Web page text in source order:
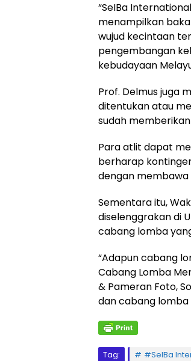
“SeIBa
menampilkan
wujud kecintaan
pengembangan
kebudayaan
Prof. Delmus juga
ditentukan atau
sudah
Para atlit dapat
berharap
dengan membawa
Sementara itu,
diselenggrakan di
cabang lomba
“Adapun cabang
Cabang Lomba
& Pameran Foto,
dan cabang lomba
Tag:
#SeIBa